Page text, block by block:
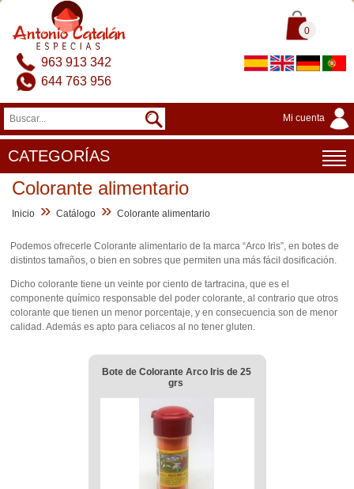
0
963 913 342
644 763 956
Mi cuenta
CATEGORÍAS
Colorante alimentario
Inicio » Catálogo » Colorante alimentario
Podemos ofrecerle Colorante alimentario de la marca “Arco Iris”, en botes de
distintos tamaños, o bien en sobres que permiten una más fácil dosificación.
Dicho colorante tiene un veinte por ciento de tartracina, que es el
componente químico responsable del poder colorante, al contrario que otros
colorante que tienen un menor porcentaje, y en consecuencia son de menor
calidad. Además es apto para celiacos al no tener gluten.
Bote de Colorante Arco Iris de 25
grs